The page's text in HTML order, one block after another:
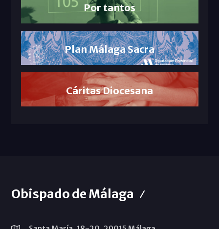
Por tantos
Plan Málaga Sacra
Cáritas Diocesana
Obispado de Málaga